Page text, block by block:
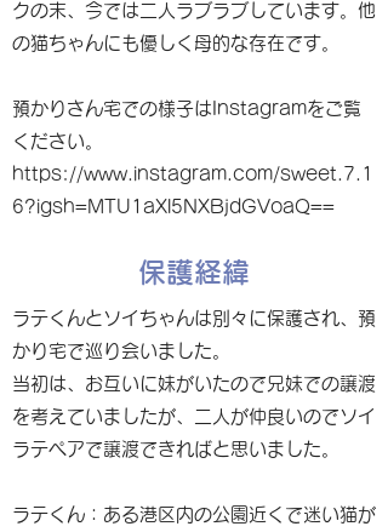
クの末、今では二人ラブラブしています。他
の猫ちゃんにも優しく母的な存在です。
預かりさん宅での様子はInstagramをご覧
ください。
https://www.instagram.com/sweet.7.1
6?igsh=MTU1aXl5NXBjdGVoaQ==
保護経緯
ラテくんとソイちゃんは別々に保護され、預
かり宅で巡り会いました。
当初は、お互いに妹がいたので兄妹での譲渡
を考えていましたが、二人が仲良いのでソイ
ラテペアで譲渡できればと思いました。
ラテくん：ある港区内の公園近くで迷い猫が